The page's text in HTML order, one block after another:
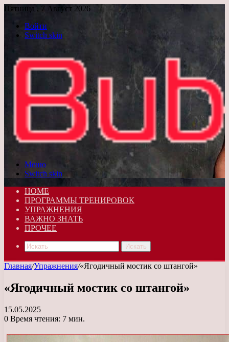
Пятница , 7 Август 2026
Войти
Switch skin
Меню
Switch skin
HOME
ПРОГРАММЫ ТРЕНИРОВОК
УПРАЖНЕНИЯ
ВАЖНО ЗНАТЬ
ПРОЧЕЕ
Искать
Главная/Упражнения/«Ягодичный мостик со штангой»
«Ягодичный мостик со штангой»
15.05.2025
0 Время чтения: 7 мин.